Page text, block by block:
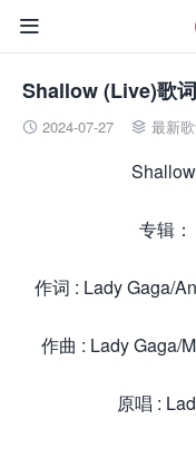

Shallow (Live)歌
 2024-07-27  最新
专辑：
作词 : Lady Gaga/
作曲 : Lady Gaga/
原唱 :